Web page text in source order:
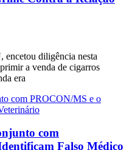
diligência nesta
a venda de cigarros
era
com
Falso Médico